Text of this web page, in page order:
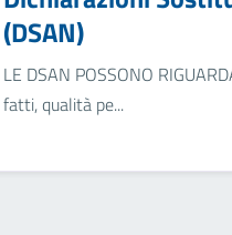
(DSAN)
LE DSAN POSSONO
fatti, qualità pe...